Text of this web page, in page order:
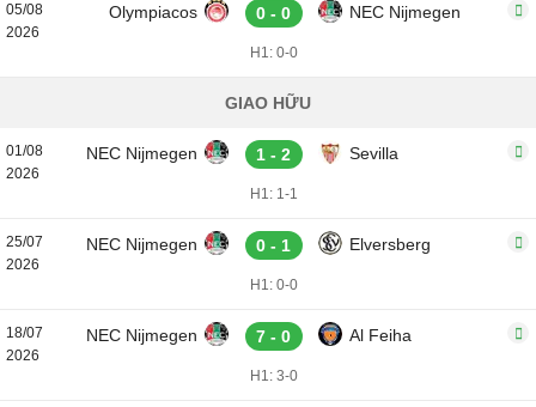
05/08
2026
Olympiacos 0 - 0 NEC Nijmegen
H1: 0-0
GIAO HỮU
01/08
2026
NEC Nijmegen 1 - 2 Sevilla
H1: 1-1
25/07
2026
NEC Nijmegen 0 - 1 Elversberg
H1: 0-0
18/07
2026
NEC Nijmegen 7 - 0 Al Feiha
H1: 3-0